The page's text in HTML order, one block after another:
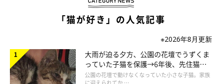
「猫が好き」の人気記事
※2026年8月更新
大雨が迫る夕方、公園の花壇でうずくま
っていた子猫を保護→6年後、先住猫
と“姉妹”のような関係に
公園の花壇で動けなくなっていた小さな子猫。家族